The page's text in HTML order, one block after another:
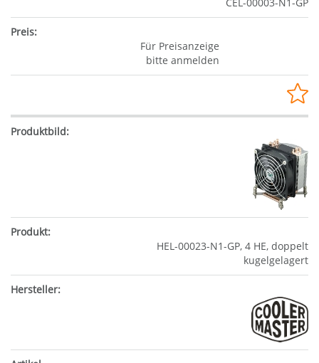
CEL-00003-N1-GP
Für Preisanzeige
bitte anmelden
HEL-00023-N1-GP, 4 HE, doppelt
kugelgelagert